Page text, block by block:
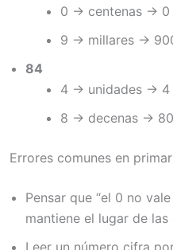
0 → centenas → 0
9 → millares →
84
4 → unidades → 4
8 → decenas → 80
Errores comunes en
Pensar que “el 0 no
mantiene el lugar de las
Leer un número cifra